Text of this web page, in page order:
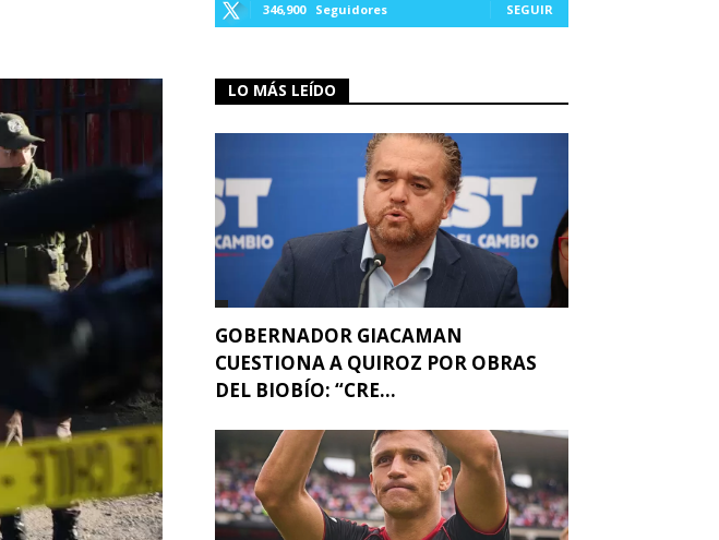
346,900 Seguidores SEGUIR
LO MÁS LEÍDO
GOBERNADOR GIACAMAN
CUESTIONA A QUIROZ POR OBRAS
DEL BIOBÍO: “CRE...